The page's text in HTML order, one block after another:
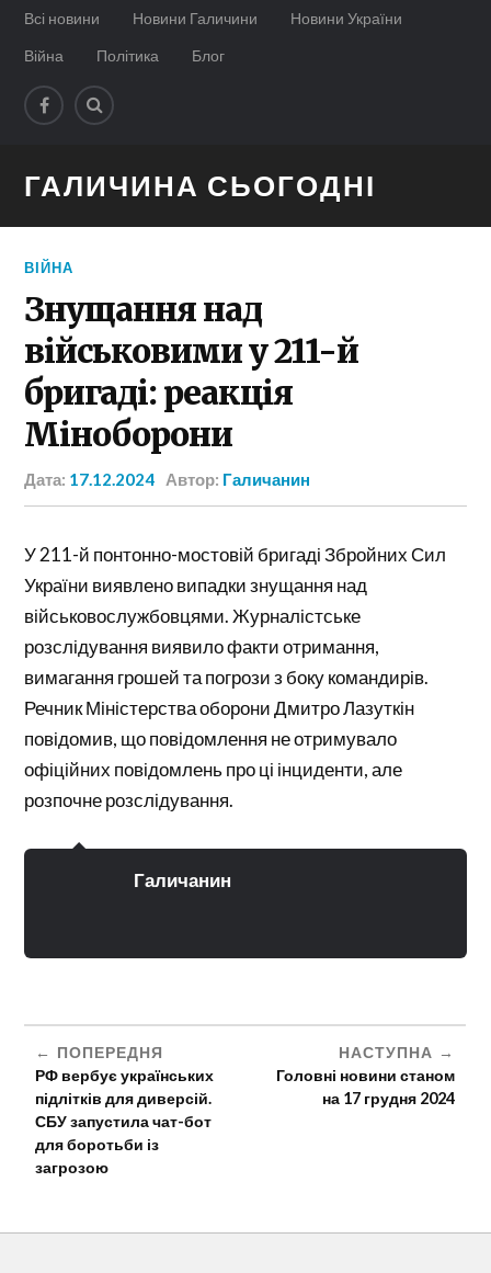
Всі новини Новини Галичини
Новини України
Війна
Політика Блог
ГАЛИЧИНА СЬОГОДНІ
ВІЙНА
Знущання над
військовими у 211-й
бригаді: реакція
Міноборони
Дата: 17.12.2024 Автор: Галичанин
У 211-й понтонно-мостовій бригаді Збройних Сил
України виявлено випадки знущання над
військовослужбовцями. Журналістське
розслідування виявило факти отримання,
вимагання грошей та погрози з боку командирів.
Речник Міністерства оборони Дмитро Лазуткін
повідомив, що повідомлення не отримувало
офіційних повідомлень про ці інциденти, але
розпочне розслідування.
Галичанин
ПОПЕРЕДНЯ
РФ вербує українських
підлітків для диверсій.
СБУ запустила чат-бот
для боротьби із
загрозою
НАСТУПНА
Головні новини станом
на 17 грудня 2024